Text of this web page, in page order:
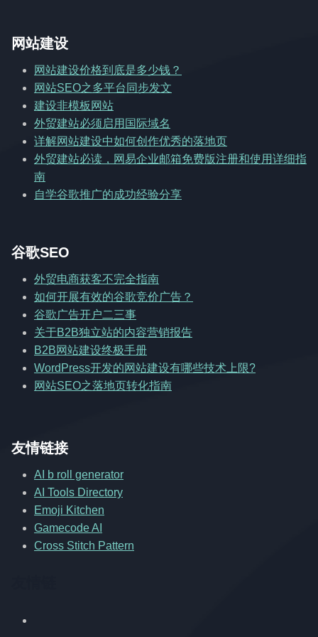
网站建设
网站建设价格到底是多少钱？
网站SEO之多平台同步发文
建设非模板网站
外贸建站必须启用国际域名
详解网站建设中如何创作优秀的落地页
外贸建站必读，网易企业邮箱免费版注册和使用详细指
南
自学谷歌推广的成功经验分享
谷歌SEO
外贸电商获客不完全指南
如何开展有效的谷歌竞价广告？
谷歌广告开户二三事
关于B2B独立站的内容营销报告
B2B网站建设终极手册
WordPress开发的网站建设有哪些技术上限?
网站SEO之落地页转化指南
友情链接
AI b roll generator
AI Tools Directory
Emoji Kitchen
Gamecode AI
Cross Stitch Pattern